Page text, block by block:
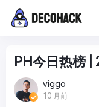
PH今日热榜
viggo
10 月前